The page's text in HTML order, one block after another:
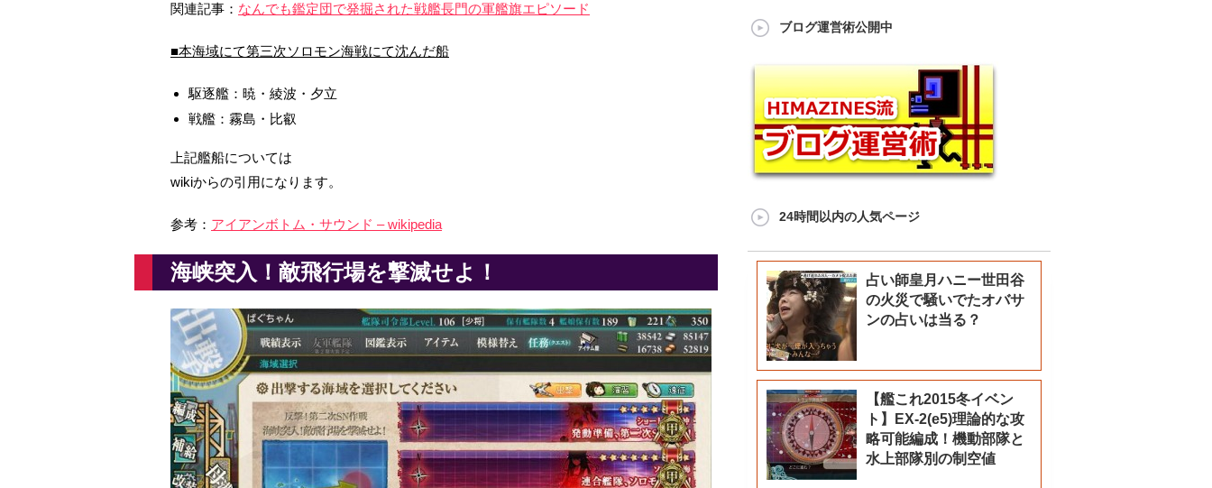
関連記事： なんでも鑑定団で発掘された戦艦長門の軍艦旗エピソード
■本海域にて第三次ソロモン海戦にて沈んだ船
駆逐艦：暁・綾波・夕立
戦艦：霧島・比叡
上記艦船については
wikiからの引用になります。
参考： アイアンボトム・サウンド – wikipedia
海峡突入！敵飛行場を撃滅せよ！
ブログ運営術公開中
24時間以内の人気ページ
占い師皇月ハニー世田谷
の火災で騒いでたオバサ
ンの占いは当る？
【艦これ2015冬イベン
ト】EX-2(e5)理論的な攻
略可能編成！機動部隊と
水上部隊別の制空値